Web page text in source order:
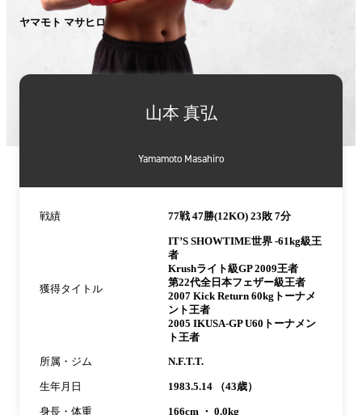
ヤマモト マサヒロ
山本 真弘
Yamamoto Masahiro
戦績 77戦 47勝(12KO) 23敗 7分
獲得タイトル
IT’S SHOWTIME世界 -61kg級王
者
Krushライト級GP 2009王者
第22代全日本フェザー級王者
2007 Kick Return 60kgトーナメ
ント王者
2005 IKUSA-GP U60トーナメン
ト王者
所属・ジム N.F.T.T.
生年月日 1983.5.14 （43歳）
身長・体重 166cm ・ 0.0kg